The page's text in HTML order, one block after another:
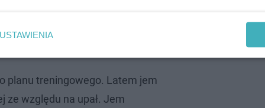
które przygotowuje sama. Jeden z internautów
pospieszyła z odpowiedzią i zaznaczyła, że to, ile
planu treningowego. Latem jem
ze względu na upał. Jem
USTAWIENIA